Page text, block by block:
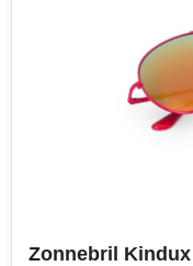
Zonnebril Kindux